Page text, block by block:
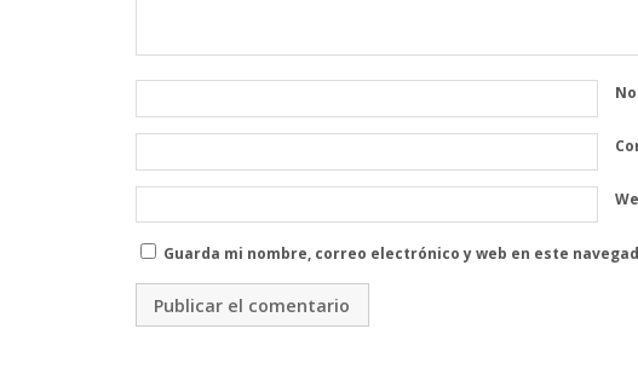
Guarda mi nombre, correo electrónico y web en este